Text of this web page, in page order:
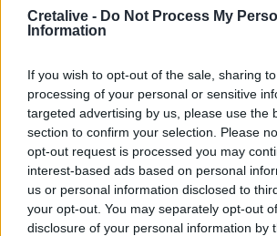
Cretalive - Do Not Process My
Information
If you wish to opt-out of the sale, sharing
processing of your personal or sensitive
targeted advertising by us, please use the
section to confirm your selection. Please
opt-out request is processed you may
interest-based ads based on personal
us or personal information disclosed to
your opt-out. You may separately opt-out
disclosure of your personal information by
του beach bar
Νέα διοίκηση για το Κέντρο Κρητικής
21:51
Στα ύψη το Σάββατο (08/08) ο
περιοχή το θερμόμετρο έδειξε 39,5
21:45
Μπάλος: Επίσκεψη με… ραντεβού - Τι
διάσημη παραλία